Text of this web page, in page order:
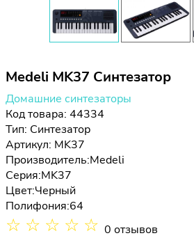
Medeli MK37 Синтезатор
Домашние синтезаторы
Код товара: 44334
Тип: Синтезатор
Артикул: MK37
Производитель:Medeli
Серия:MK37
Цвет:Черный
Полифония:64
☆ ☆ ☆ ☆ ☆ 0 отзывов